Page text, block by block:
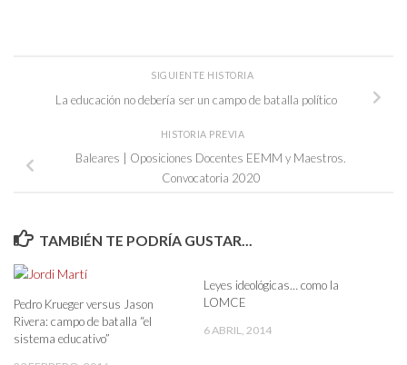
SIGUIENTE HISTORIA
La educación no debería ser un campo de batalla político
HISTORIA PREVIA
Baleares | Oposiciones Docentes EEMM y Maestros.
Convocatoria 2020
TAMBIÉN TE PODRÍA GUSTAR...
Pedro Krueger versus Jason
Rivera: campo de batalla “el
sistema educativo”
Leyes ideológicas… como la
LOMCE
6 ABRIL, 2014